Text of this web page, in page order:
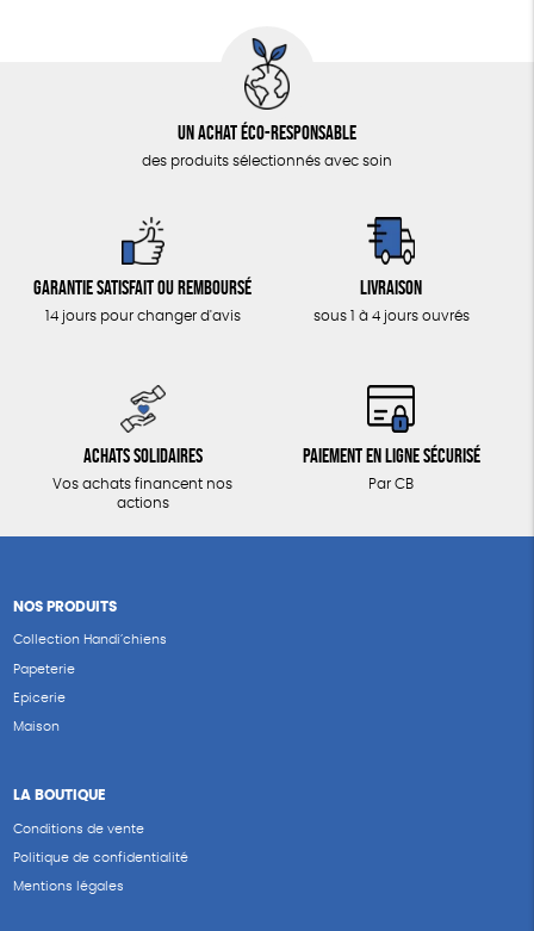
Un achat éco-responsable
des produits sélectionnés avec soin
Garantie satisfait ou remboursé
14 jours pour changer d'avis
Livraison
sous 1 à 4 jours ouvrés
Achats solidaires
Vos achats financent nos
actions
Paiement en ligne sécurisé
Par CB
NOS PRODUITS
Collection Handi’chiens
Papeterie
Epicerie
Maison
LA BOUTIQUE
Conditions de vente
Politique de confidentialité
Mentions légales